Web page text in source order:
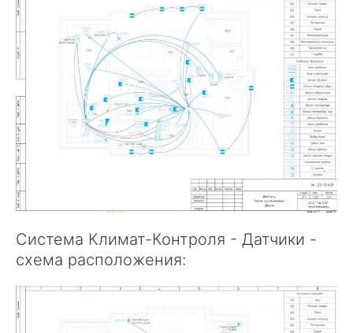
Система Климат-Контроля - Датчики -
схема расположения: